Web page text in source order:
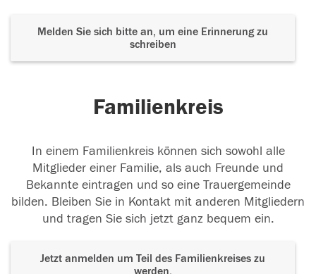
Melden Sie sich bitte an, um eine Erinnerung zu
schreiben
Familienkreis
In einem Familienkreis können sich sowohl alle
Mitglieder einer Familie, als auch Freunde und
Bekannte eintragen und so eine Trauergemeinde
bilden. Bleiben Sie in Kontakt mit anderen Mitgliedern
und tragen Sie sich jetzt ganz bequem ein.
Jetzt anmelden um Teil des Familienkreises zu
werden.